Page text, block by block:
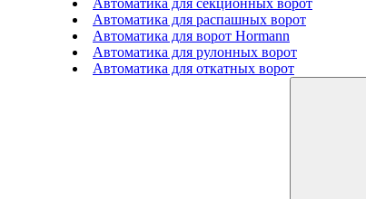
Автоматика для секционных ворот
Автоматика для распашных ворот
Автоматика для ворот Hormann
Автоматика для рулонных ворот
Автоматика для откатных ворот